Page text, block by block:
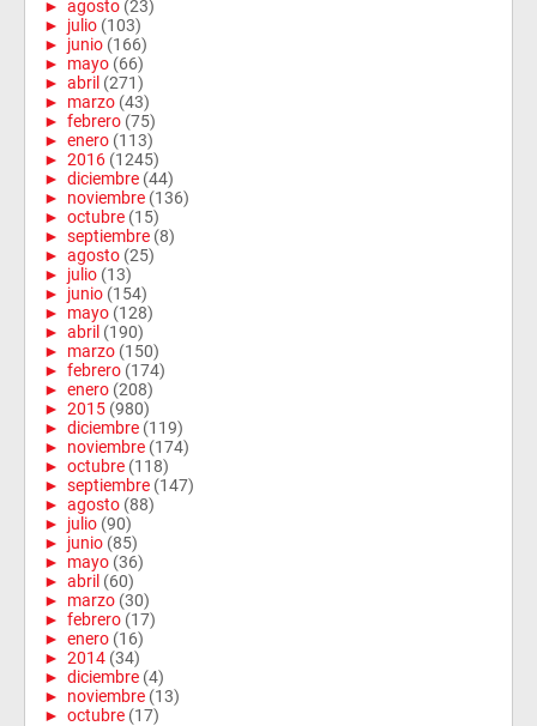
► agosto (23)
► julio (103)
► junio (166)
► mayo (66)
► abril (271)
► marzo (43)
► febrero (75)
► enero (113)
► 2016 (1245)
► diciembre (44)
► noviembre (136)
► octubre (15)
► septiembre (8)
► agosto (25)
► julio (13)
► junio (154)
► mayo (128)
► abril (190)
► marzo (150)
► febrero (174)
► enero (208)
► 2015 (980)
► diciembre (119)
► noviembre (174)
► octubre (118)
► septiembre (147)
► agosto (88)
► julio (90)
► junio (85)
► mayo (36)
► abril (60)
► marzo (30)
► febrero (17)
► enero (16)
► 2014 (34)
► diciembre (4)
► noviembre (13)
► octubre (17)